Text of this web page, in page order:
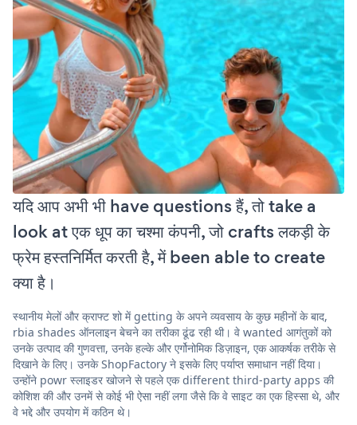
यदि आप अभी भी have questions हैं, तो take a
look at एक धूप का चश्मा कंपनी, जो crafts लकड़ी के
फ्रेम हस्तनिर्मित करती है, में been able to create
क्या है।
स्थानीय मेलों और क्राफ्ट शो में getting के अपने व्यवसाय के कुछ महीनों के बाद,
rbia shades ऑनलाइन बेचने का तरीका ढूंढ रही थी। वे wanted आगंतुकों को
उनके उत्पाद की गुणवत्ता, उनके हल्के और एर्गोनोमिक डिज़ाइन, एक आकर्षक तरीके से
दिखाने के लिए। उनके ShopFactory ने इसके लिए पर्याप्त समाधान नहीं दिया।
उन्होंने powr स्लाइडर खोजने से पहले एक different third-party apps की
कोशिश की और उनमें से कोई भी ऐसा नहीं लगा जैसे कि वे साइट का एक हिस्सा थे, और
वे भद्दे और उपयोग में कठिन थे।